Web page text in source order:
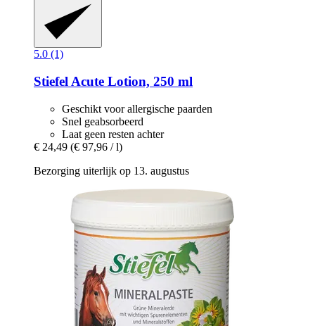
5.0 (1)
Stiefel Acute Lotion, 250 ml
Geschikt voor allergische paarden
Snel geabsorbeerd
Laat geen resten achter
€ 24,49 (€ 97,96 / l)
Bezorging uiterlijk op 13. augustus